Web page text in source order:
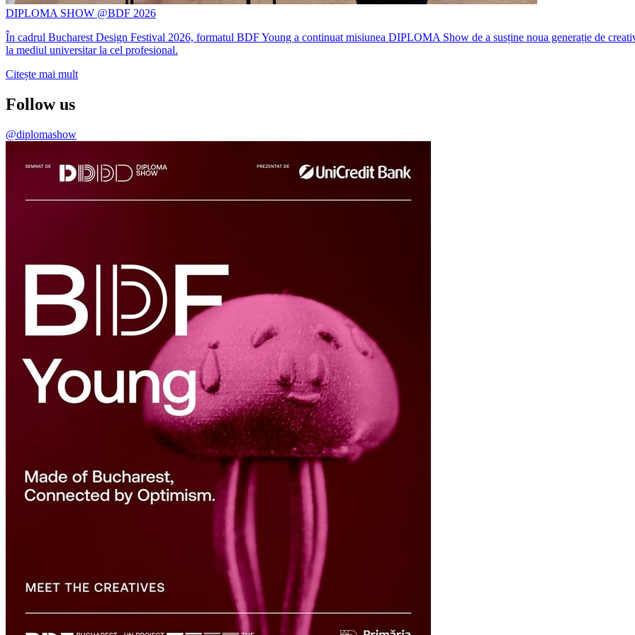
DIPLOMA SHOW @BDF 2026
În cadrul Bucharest Design Festival 2026, formatul BDF Young a continuat misiunea DIPLOMA Show de a susține noua generație de
la mediul universitar la cel profesional.
Citește mai mult
Follow us
@diplomashow